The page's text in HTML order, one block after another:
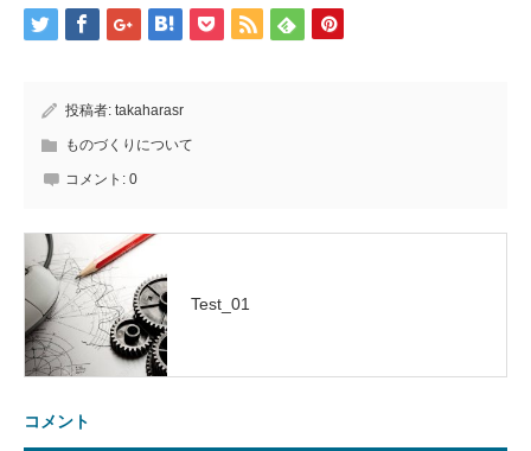
投稿者: takaharasr
ものづくりについて
コメント: 0
Test_01
コメント